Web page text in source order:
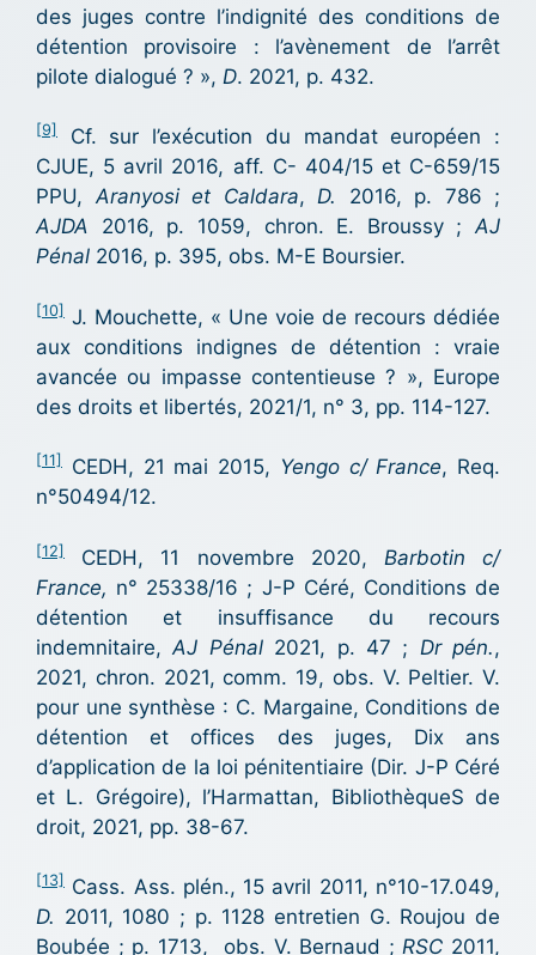
des juges contre l’indignité des conditions de
détention provisoire : l’avènement de l’arrêt
pilote dialogué ? », D. 2021, p. 432.
[9]
Cf. sur l’exécution du mandat européen :
CJUE, 5 avril 2016, aff. C- 404/15 et C-659/15
PPU,Aranyosi et Caldara, D. 2016, p. 786 ;
AJDA 2016, p. 1059, chron. E. Broussy ;AJ
Pénal 2016, p. 395, obs. M-E Boursier.
[10] J. Mouchette, « Une voie de recours dédiée
aux conditions indignes de détention : vraie
avancée ou impasse contentieuse ? », Europe
des droits et libertés, 2021/1, n° 3, pp. 114-127.
[11] CEDH, 21 mai 2015, Yengo c/ France, Req.
n°50494/12.
[12] CEDH, 11 novembre 2020, Barbotin c/
France, n° 25338/16 ; J-P Céré, Conditions de
détention et insuffisance du recours
indemnitaire,AJ Pénal 2021, p. 47 ; Dr pén.,
2021, chron. 2021, comm. 19, obs. V. Peltier. V.
pour une synthèse : C. Margaine, Conditions de
détention et offices des juges, Dix ans
d’application de la loi pénitentiaire (Dir. J-P Céré
et L. Grégoire), l’Harmattan, BibliothèqueS de
droit, 2021, pp. 38-67.
[13]
Cass. Ass. plén., 15 avril 2011, n°10-17.049,
D. 2011, 1080 ; p. 1128 entretien G. Roujou de
Boubée ; p. 1713, obs. V. Bernaud ;RSC 2011,